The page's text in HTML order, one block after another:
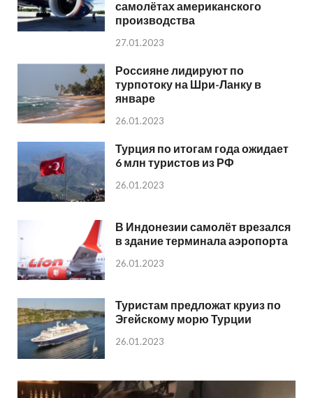
самолётах американского
производства
27.01.2023
Россияне лидируют по
турпотоку на Шри-Ланку в
январе
26.01.2023
Турция по итогам года ожидает
6 млн туристов из РФ
26.01.2023
В Индонезии самолёт врезался
в здание терминала аэропорта
26.01.2023
Туристам предложат круиз по
Эгейскому морю Турции
26.01.2023